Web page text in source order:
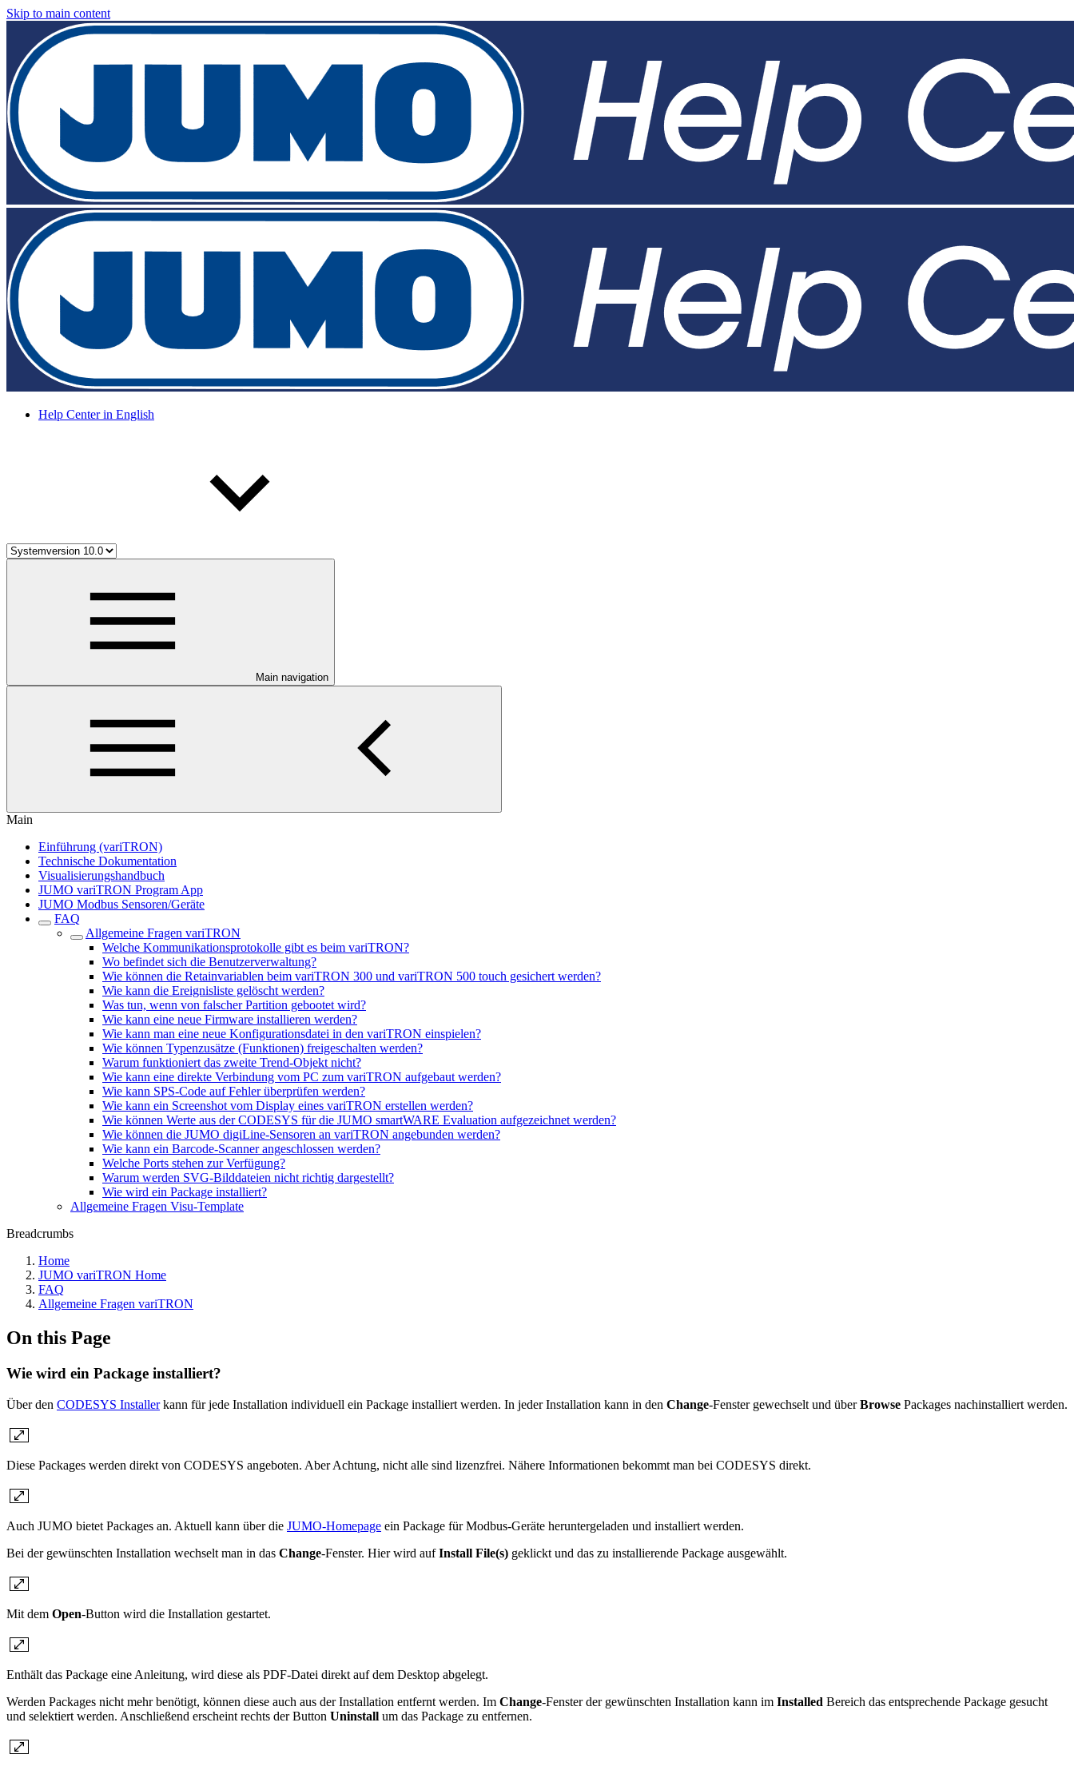
Skip to main content
Help Center in English
Main navigation
Main
Einführung (variTRON)
Technische Dokumentation
Visualisierungshandbuch
JUMO variTRON Program App
JUMO Modbus Sensoren/Geräte
FAQ
Allgemeine Fragen variTRON
Welche Kommunikationsprotokolle gibt es beim variTRON?
Wo befindet sich die Benutzerverwaltung?
Wie können die Retainvariablen beim variTRON 300 und variTRON 500 touch gesichert werden?
Wie kann die Ereignisliste gelöscht werden?
Was tun, wenn von falscher Partition gebootet wird?
Wie kann eine neue Firmware installieren werden?
Wie kann man eine neue Konfigurationsdatei in den variTRON einspielen?
Wie können Typenzusätze (Funktionen) freigeschalten werden?
Warum funktioniert das zweite Trend-Objekt nicht?
Wie kann eine direkte Verbindung vom PC zum variTRON aufgebaut werden?
Wie kann SPS-Code auf Fehler überprüfen werden?
Wie kann ein Screenshot vom Display eines variTRON erstellen werden?
Wie können Werte aus der CODESYS für die JUMO smartWARE Evaluation aufgezeichnet werden?
Wie können die JUMO digiLine-Sensoren an variTRON angebunden werden?
Wie kann ein Barcode-Scanner angeschlossen werden?
Welche Ports stehen zur Verfügung?
Warum werden SVG-Bilddateien nicht richtig dargestellt?
Wie wird ein Package installiert?
Allgemeine Fragen Visu-Template
Breadcrumbs
Home
JUMO variTRON Home
FAQ
Allgemeine Fragen variTRON
On this Page
Wie wird ein Package installiert?
Über den CODESYS Installerkann für jede Installation individuell ein Package installiert werden. In jeder Installation kann in den Change-Fenster gewechselt und überBrowse Packages nachinstalliert werden.
Diese Packages werden direkt von CODESYS angeboten. Aber Achtung, nicht alle sind lizenzfrei. Nähere Informationen bekommt man bei CODESYS direkt.
Auch JUMO bietet Packages an. Aktuell kann über die JUMO-Homepage ein Package für Modbus-Geräte heruntergeladen und installiert werden.
Bei der gewünschten Installation wechselt man in das Change-Fenster. Hier wird aufInstall File(s) geklickt und das zu installierende Package ausgewählt.
Mit dem Open-Button wird die Installation gestartet.
Enthält das Package eine Anleitung, wird diese als PDF-Datei direkt auf dem Desktop abgelegt.
Werden Packages nicht mehr benötigt, können diese auch aus der Installation entfernt werden. Im Change-Fenster der gewünschten Installation kann im Installed Bereich das entsprechende Package gesucht
und selektiert werden. Anschließend erscheint rechts der Button Uninstall um das Package zu entfernen.